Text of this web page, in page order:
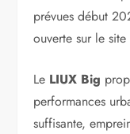
prévues début
ouverte sur le site
Le LIUX Big
performances
suffisante,